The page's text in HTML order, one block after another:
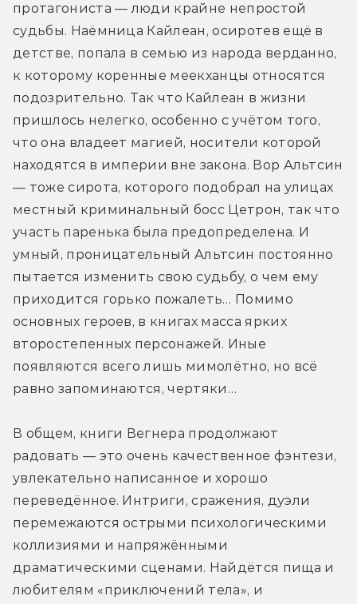
протагониста — люди крайне непростой
судьбы. Наёмница Кайлеан, осиротев ещё в
детстве, попала в семью из народа верданно,
к которому коренные меекханцы относятся
подозрительно. Так что Кайлеан в жизни
пришлось нелегко, особенно с учётом того,
что она владеет магией, носители которой
находятся в империи вне закона. Вор Альтсин
— тоже сирота, которого подобрал на улицах
местный криминальный босс Цетрон, так что
участь паренька была предопределена. И
умный, проницательный Альтсин постоянно
пытается изменить свою судьбу, о чем ему
приходится горько пожалеть… Помимо
основных героев, в книгах масса ярких
второстепенных персонажей. Иные
появляются всего лишь мимолётно, но всё
равно запоминаются, чертяки…
В общем, книги Вегнера продолжают
радовать — это очень качественное фэнтези,
увлекательно написанное и хорошо
переведённое. Интриги, сражения, дуэли
перемежаются острыми психологическими
коллизиями и напряжёнными
драматическими сценами. Найдётся пища и
любителям «приключений тела», и